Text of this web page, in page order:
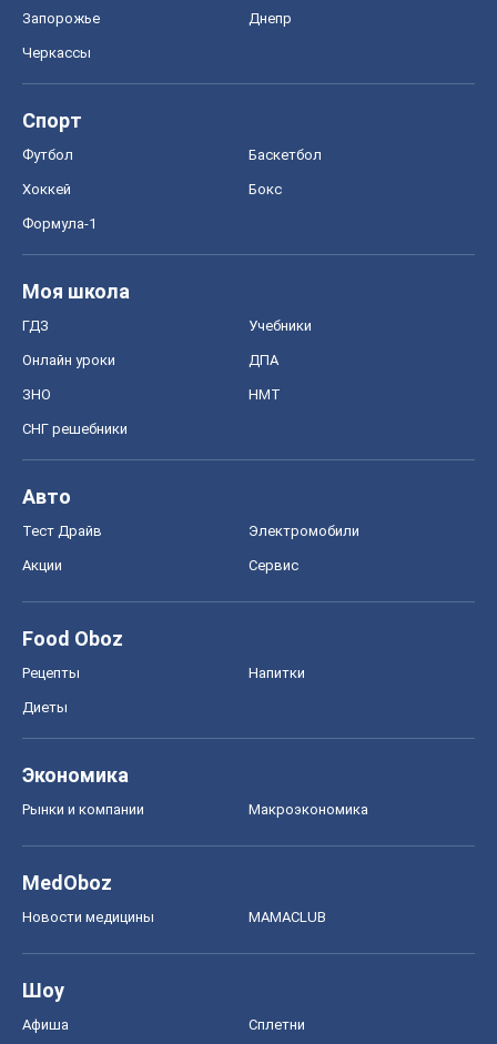
Запорожье Днепр
Черкассы
Спорт
Футбол Баскетбол
Хоккей Бокс
Формула-1
Моя школа
ГДЗ Учебники
Онлайн уроки ДПА
ЗНО НМТ
СНГ решебники
Авто
Тест Драйв Электромобили
Акции Сервис
Food Oboz
Рецепты Напитки
Диеты
Экономика
Рынки и компании Mакроэкономика
MedOboz
Новости медицины MAMACLUB
Шоу
Афиша Сплетни